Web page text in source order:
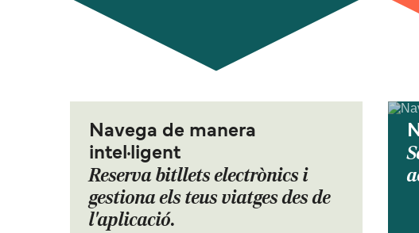
Navega de manera
intel·ligent
Reserva bitllets electrònics i
gestiona els teus viatges des de
l'aplicació.